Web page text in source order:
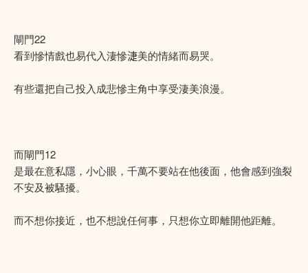
閘門22
看到慘情戲也易代入淒慘𣶏美的情緒而易哭。
有些還把自己投入成悲慘主角中享受淒美浪漫。
而閘門12
是最在意私隱，小心眼，千萬不要站在他後面，他會感到強裂
不安及被騷擾。
而不想你接近，也不想說任何事，只想你立即離開他距離。